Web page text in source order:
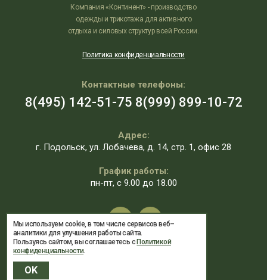
Компания «Континент» - производство
одежды и трикотажа для активного
отдыха и силовых структур всей России.
Политика конфиденциальности
Контактные телефоны:
8(495) 142-51-75 8(999) 899-10-72
Адрес:
г. Подольск, ул. Лобачева, д. 14, стр. 1, офис 28
График работы:
пн-пт, с 9.00 до 18.00
Мы используем cookie, в том числе сервисов веб–
аналитики для улучшения работы сайта.
Пользуясь сайтом, вы соглашаетесь с Политикой
конфиденциальности.
OK